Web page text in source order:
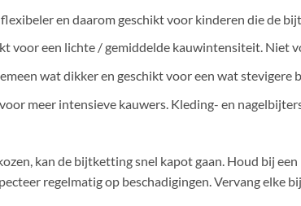
en daarom geschikt voor kinderen die de
voor een lichte / gemiddelde kauwintensiteit. Niet
wat dikker en geschikt voor een wat stevigere
meer intensieve kauwers. Kleding- en
kan de bijtketting snel kapot gaan. Houd bij
regelmatig op beschadigingen. Vervang elke